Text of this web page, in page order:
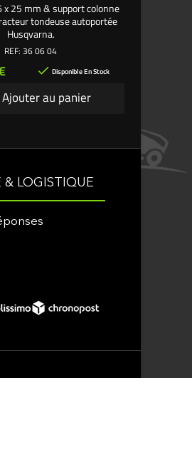
x 25 mm & support colonne
tondeuse autoportée
Husqvarna.
REF: 36 06 04
 Disponible En Stock
Ajouter au panier
& LOGISTIQUE